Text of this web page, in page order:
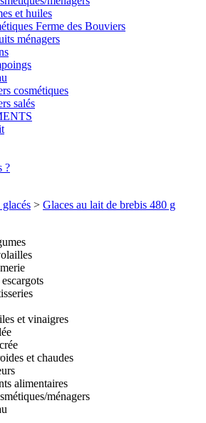
et huiles
Ferme des Bouviers
ménagers
cosmétiques
salés
?
glacés > Glaces au lait de brebis 480 g
et vinaigres
et chaudes
alimentaires
ménagers